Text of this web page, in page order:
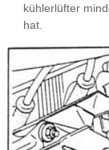
kühlerlüfter
hat.